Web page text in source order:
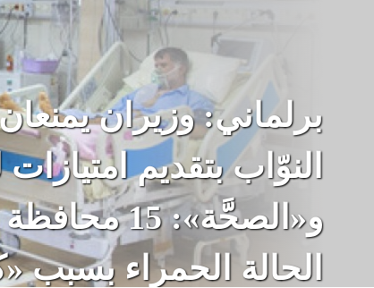
برلماني: وزيران
النوّاب بتقديم
و«الصحَّة»: 15
الحالة الحمراء بسبب